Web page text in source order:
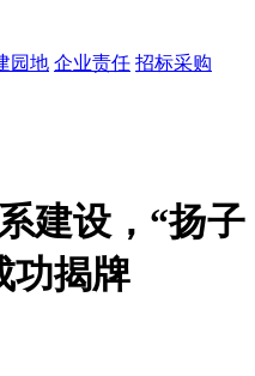
园地 企业责任 招标采购
建设，“扬子
功揭牌